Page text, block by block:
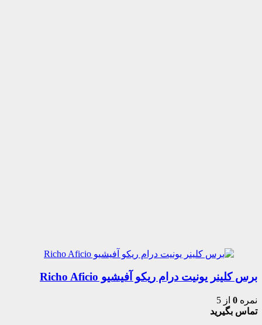
برس کلینر یونیت درام ریکو آفیشیو Richo Aficio
نمره 0 از 5
تماس بگیرید